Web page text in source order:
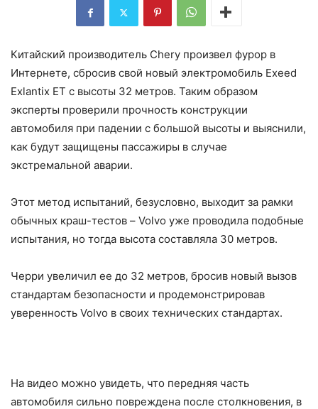
Китайский производитель Chery произвел фурор в
Интернете, сбросив свой новый электромобиль Exeed
Exlantix ET с высоты 32 метров. Таким образом
эксперты проверили прочность конструкции
автомобиля при падении с большой высоты и выяснили,
как будут защищены пассажиры в случае
экстремальной аварии.
Этот метод испытаний, безусловно, выходит за рамки
обычных краш-тестов – Volvo уже проводила подобные
испытания, но тогда высота составляла 30 метров.
Черри увеличил ее до 32 метров, бросив новый вызов
стандартам безопасности и продемонстрировав
уверенность Volvo в своих технических стандартах.
На видео можно увидеть, что передняя часть
автомобиля сильно повреждена после столкновения, в